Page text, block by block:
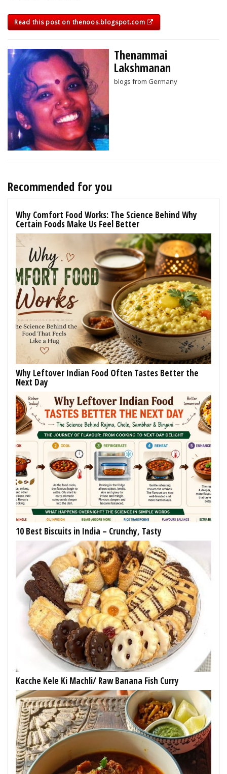
Read this post on thenoos.blogspot.com
Thenammai
Lakshmanan
blogs from Germany
Recommended for you
Why Comfort Food Works: The Science Behind Why
Certain Foods Make Us Feel Better
Why Leftover Indian Food Often Tastes Better the
Next Day
10 Best Biscuits in India – Crunchy, Tasty
Kacche Kele Ki Machli/ Raw Banana Fish Curry